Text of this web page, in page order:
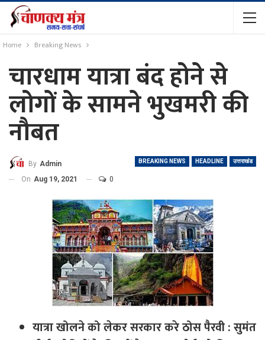
Home Breaking News
चारधाम यात्रा बंद होने से
लोगों के सामने भुखमरी की
नौबत
BREAKING NEWS HEADLINE उत्तराखंड
By Admin
On Aug 19, 2021 0
यात्रा खोलने को लेकर सरकार करे ठोस पैरवी : सुमंत